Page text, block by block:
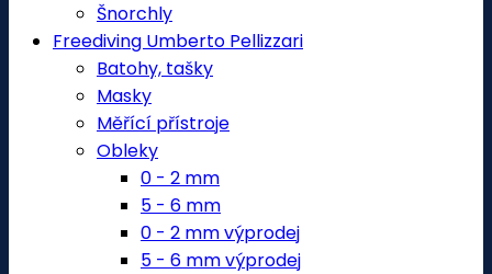
Šnorchly
Freediving Umberto Pellizzari
Batohy, tašky
Masky
Měřící přístroje
Obleky
0 - 2 mm
5 - 6 mm
0 - 2 mm výprodej
5 - 6 mm výprodej